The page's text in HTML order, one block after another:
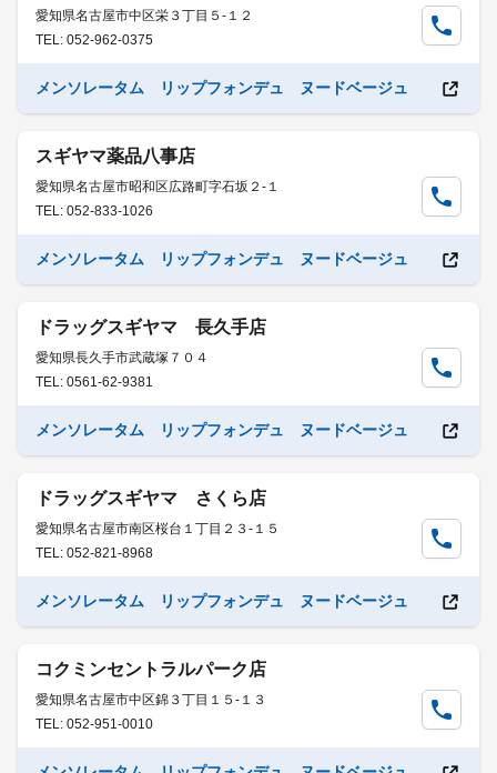
愛知県名古屋市中区栄３丁目５-１２
TEL: 052-962-0375
メンソレータム リップフォンデュ ヌードベージュ
スギヤマ薬品八事店
愛知県名古屋市昭和区広路町字石坂２-１
TEL: 052-833-1026
メンソレータム リップフォンデュ ヌードベージュ
ドラッグスギヤマ 長久手店
愛知県長久手市武蔵塚７０４
TEL: 0561-62-9381
メンソレータム リップフォンデュ ヌードベージュ
ドラッグスギヤマ さくら店
愛知県名古屋市南区桜台１丁目２３-１５
TEL: 052-821-8968
メンソレータム リップフォンデュ ヌードベージュ
コクミンセントラルパーク店
愛知県名古屋市中区錦３丁目１５-１３
TEL: 052-951-0010